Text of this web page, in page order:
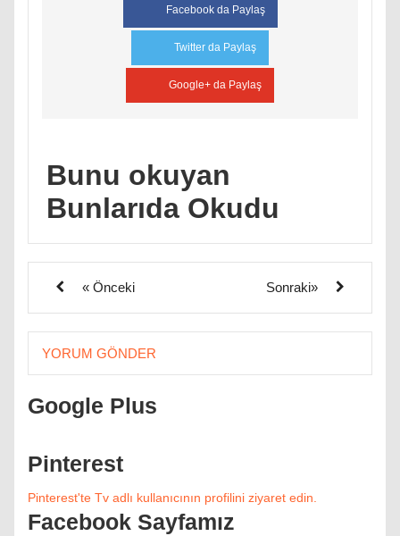
Facebook da Paylaş
Twitter da Paylaş
Google+ da Paylaş
Bunu okuyan
Bunlarıda Okudu
« Önceki Sonraki»
YORUM GÖNDER
Google Plus
Pinterest
Pinterest'te Tv adlı kullanıcının profilini ziyaret edin.
Facebook Sayfamız